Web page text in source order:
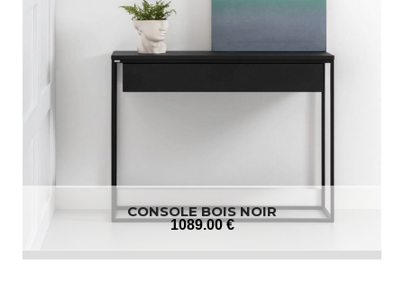
CONSOLE BOIS NOIR
1089.00 €